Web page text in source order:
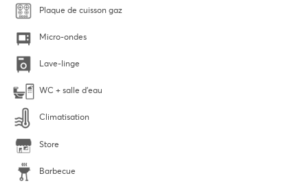
Plaque de cuisson gaz
Micro-ondes
Lave-linge
WC + salle d'eau
Climatisation
Store
Barbecue